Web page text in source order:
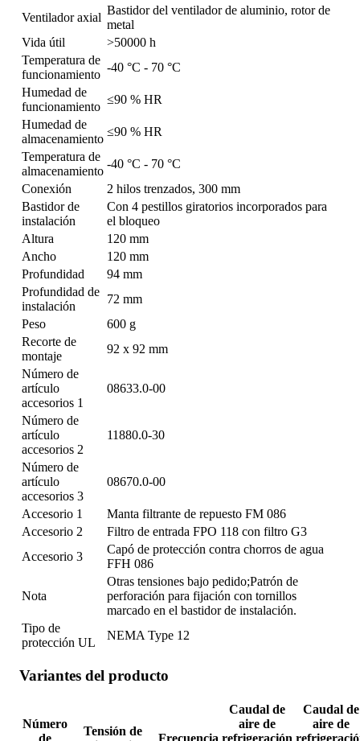
Ventilador axial
Bastidor del ventilador de aluminio, rotor de
metal
Vida útil
>50000 h
Temperatura de
funcionamiento
-40 °C - 70 °C
Humedad de
funcionamiento
≤90 % HR
Humedad de
almacenamiento
≤90 % HR
Temperatura de
almacenamiento
-40 °C - 70 °C
Conexión
2 hilos trenzados, 300 mm
Bastidor de
instalación
Con 4 pestillos giratorios incorporados para
el bloqueo
Altura
120 mm
Ancho
120 mm
Profundidad
94 mm
Profundidad de
instalación
72 mm
Peso
600 g
Recorte de
montaje
92 x 92 mm
Número de
artículo
accesorios 1
08633.0-00
Número de
artículo
accesorios 2
11880.0-30
Número de
artículo
accesorios 3
08670.0-00
Accesorio 1
Manta filtrante de repuesto FM 086
Accesorio 2
Filtro de entrada FPO 118 con filtro G3
Accesorio 3
Capó de protección contra chorros de agua
FFH 086
Nota
Otras tensiones bajo pedido;Patrón de
perforación para fijación con tornillos
marcado en el bastidor de instalación.
Tipo de
protección UL
NEMA Type 12
Variantes del producto
Número
de
Tensión de
Frecuencia
Caudal de
aire de
refrigeración
Caudal de
aire de